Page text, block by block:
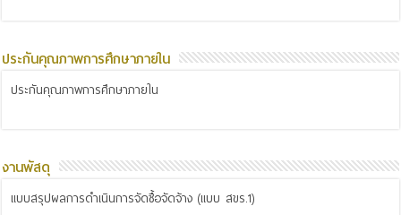
ประกันคุณภาพการศึกษาภายใน
ประกันคุณภาพการศึกษาภายใน
งานพัสดุ
แบบสรุปผลการดำเนินการจัดซื้อจัดจ้าง (แบบ สขร.1)